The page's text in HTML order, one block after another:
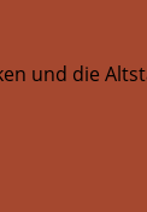
und die